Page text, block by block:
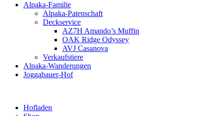
Alpaka-Familie
Alpaka-Patenschaft
Deckservice
AZ7H Amando’s Muffin
OAK Ridge Odyssey
AVJ Casanova
Verkaufstiere
Alpaka-Wanderungen
Joggabauer-Hof
Hofladen